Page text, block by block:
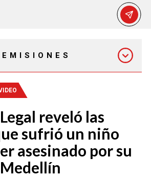
EMISIONES
EXPRESS
EMISIÓN 12:30 PM
EMISIÓN 7:00 PM
reveló las
sufrió un niño
asesinado por su